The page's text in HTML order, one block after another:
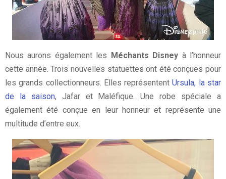
Nous aurons également les Méchants Disney à l’honneur
cette année. Trois nouvelles statuettes ont été conçues pour
les grands collectionneurs. Elles représententUrsula, la star
de la saison, Jafar et Maléfique. Une robe spéciale a
également été conçue en leur honneur et représente une
multitude d’entre eux.